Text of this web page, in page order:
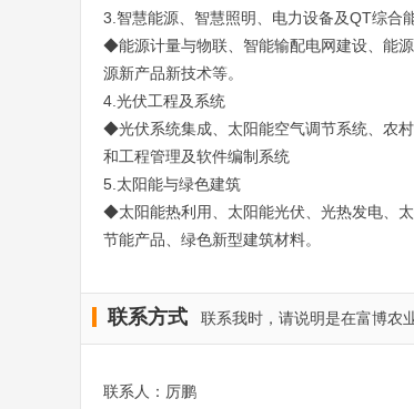
3.智慧能源、智慧照明、电力设备及QT综合
◆能源计量与物联、智能输配电网建设、能
源新产品新技术等。
4.光伏工程及系统
◆光伏系统集成、太阳能空气调节系统、农
和工程管理及软件编制系统
5.太阳能与绿色建筑
◆太阳能热利用、太阳能光伏、光热发电、
节能产品、绿色新型建筑材料。
联系方式 联系我时，请说明是在富博农
联系人：厉鹏